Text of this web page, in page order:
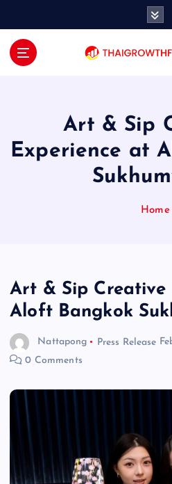
​​Art & Sip
Experience at
Home
​​Art & Sip Creative
Aloft Bangkok
Nattapong Press Release
0 Comments